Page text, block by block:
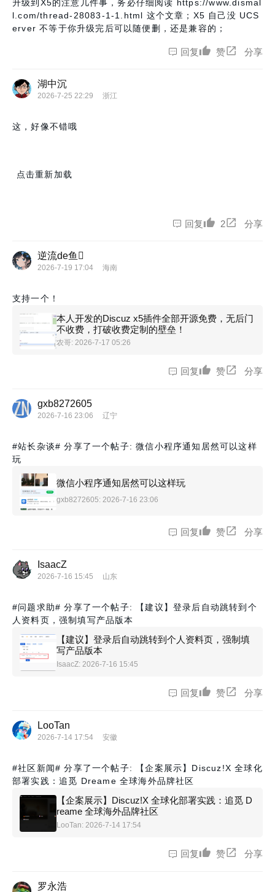
升级到X5的注意几件事，务必仔细阅读 https://www.dismal
l.com/thread-28083-1-1.html 这个文章；X5 自己没 UCS
erver 不等于你升级完后可以随便删，还是兼容的；
回复 赞 分享
湖中沉
2026-7-25 22:29 浙江
这，好像不错哦
点击重新加载
回复 2 分享
逆流de鱼
2026-7-19 17:04 海南
支持一个！
本人开发的Discuz x5插件全部开源免费，无后门
不收费，打破收费定制的壁垒！
农哥: 2026-7-17 05:26
回复 赞 分享
gxb8272605
2026-7-16 23:06 辽宁
#站长杂谈# 分享了一个帖子: 微信小程序通知居然可以这样
玩
微信小程序通知居然可以这样玩
gxb8272605: 2026-7-16 23:06
回复 赞 分享
IsaacZ
2026-7-16 15:45 山东
#问题求助# 分享了一个帖子: 【建议】登录后自动跳转到个
人资料页，强制填写产品版本
【建议】登录后自动跳转到个人资料页，强制填
写产品版本
IsaacZ: 2026-7-16 15:45
回复 赞 分享
LooTan
2026-7-14 17:54 安徽
#社区新闻# 分享了一个帖子: 【企案展示】Discuz!X 全球化
部署实践：追觅 Dreame 全球海外品牌社区
【企案展示】Discuz!X 全球化部署实践：追觅 D
reame 全球海外品牌社区
LooTan: 2026-7-14 17:54
回复 赞 分享
罗永浩